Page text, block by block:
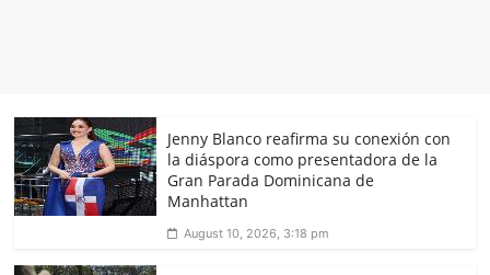
Jenny Blanco reafirma su conexión con
la diáspora como presentadora de la
Gran Parada Dominicana de
Manhattan
August 10, 2026, 3:18 pm